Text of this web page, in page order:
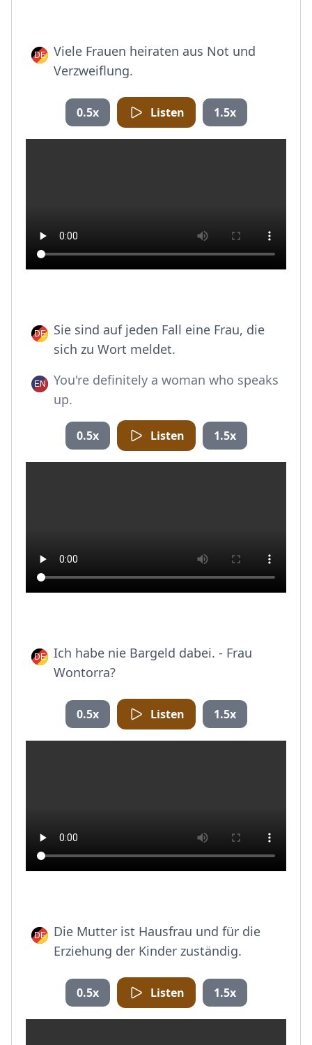
Viele Frauen heiraten aus Not und
Verzweiflung.
0.5x Listen 1.5x
Sie sind auf jeden Fall eine Frau, die
sich zu Wort meldet.
You're definitely a woman who speaks
up.
0.5x Listen 1.5x
Ich habe nie Bargeld dabei. - Frau
Wontorra?
0.5x Listen 1.5x
Die Mutter ist Hausfrau und für die
Erziehung der Kinder zuständig.
0.5x Listen 1.5x